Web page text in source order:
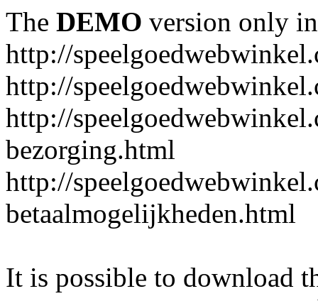
The DEMO version only
http://
http://
http://
bezorging.html
http://
betaalmogelijkheden.html
It is possible to download